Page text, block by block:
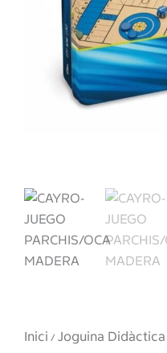
Inici / Joguina Didàctica